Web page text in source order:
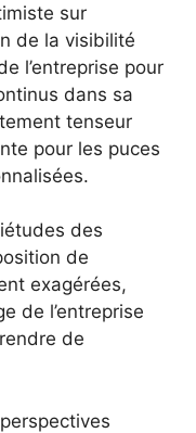
sur
de la visibilité
l’entreprise pour
dans sa
tenseur
pour les puces
des
de
exagérées,
de l’entreprise
de